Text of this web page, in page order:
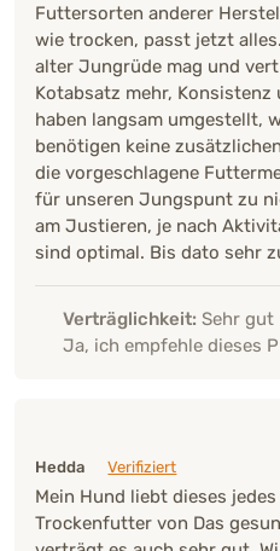
Futtersorten anderer
wie trocken, passt jetzt
alter Jungrüde mag und
Kotabsatz mehr, Konsistenz
haben langsam umgestellt,
benötigen keine
die vorgeschlagene
für unseren Jungspunt zu
am Justieren, je nach
sind optimal. Bis dato sehr
Verträglichkeit: Sehr gut
Ja, ich empfehle dieses
Hedda
Verifiziert
Mein Hund liebt dieses
Trockenfutter von Das